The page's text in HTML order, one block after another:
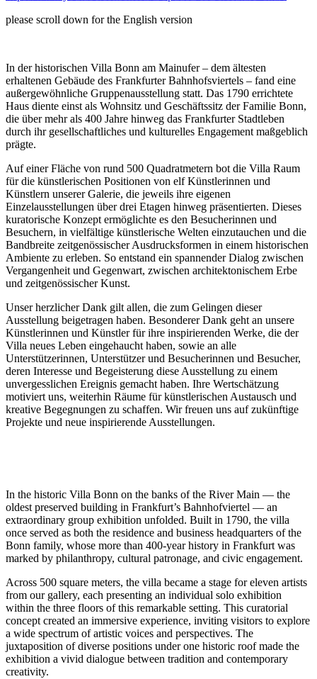
please scroll down for the English version
In der historischen Villa Bonn am Mainufer – dem ältesten
erhaltenen Gebäude des Frankfurter Bahnhofsviertels – fand eine
außergewöhnliche Gruppenausstellung statt. Das 1790 errichtete
Haus diente einst als Wohnsitz und Geschäftssitz der Familie Bonn,
die über mehr als 400 Jahre hinweg das Frankfurter Stadtleben
durch ihr gesellschaftliches und kulturelles Engagement maßgeblich
prägte.
Auf einer Fläche von rund 500 Quadratmetern bot die Villa Raum
für die künstlerischen Positionen von elf Künstlerinnen und
Künstlern unserer Galerie, die jeweils ihre eigenen
Einzelausstellungen über drei Etagen hinweg präsentierten. Dieses
kuratorische Konzept ermöglichte es den Besucherinnen und
Besuchern, in vielfältige künstlerische Welten einzutauchen und die
Bandbreite zeitgenössischer Ausdrucksformen in einem historischen
Ambiente zu erleben. So entstand ein spannender Dialog zwischen
Vergangenheit und Gegenwart, zwischen architektonischem Erbe
und zeitgenössischer Kunst.
Unser herzlicher Dank gilt allen, die zum Gelingen dieser
Ausstellung beigetragen haben. Besonderer Dank geht an unsere
Künstlerinnen und Künstler für ihre inspirierenden Werke, die der
Villa neues Leben eingehaucht haben, sowie an alle
Unterstützerinnen, Unterstützer und Besucherinnen und Besucher,
deren Interesse und Begeisterung diese Ausstellung zu einem
unvergesslichen Ereignis gemacht haben. Ihre Wertschätzung
motiviert uns, weiterhin Räume für künstlerischen Austausch und
kreative Begegnungen zu schaffen. Wir freuen uns auf zukünftige
Projekte und neue inspirierende Ausstellungen.
In the historic Villa Bonn on the banks of the River Main — the
oldest preserved building in Frankfurt’s Bahnhofviertel — an
extraordinary group exhibition unfolded. Built in 1790, the villa
once served as both the residence and business headquarters of the
Bonn family, whose more than 400-year history in Frankfurt was
marked by philanthropy, cultural patronage, and civic engagement.
Across 500 square meters, the villa became a stage for eleven artists
from our gallery, each presenting an individual solo exhibition
within the three floors of this remarkable setting. This curatorial
concept created an immersive experience, inviting visitors to explore
a wide spectrum of artistic voices and perspectives. The
juxtaposition of diverse positions under one historic roof made the
exhibition a vivid dialogue between tradition and contemporary
creativity.